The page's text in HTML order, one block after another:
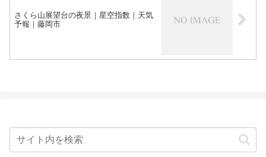
さくら山展望台の夜景｜星空指数｜天気
予報｜藤岡市